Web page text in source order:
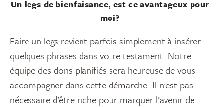
Un legs de bienfaisance, est ce avantageux pour
moi?
Faire un legs revient parfois simplement à insérer
quelques phrases dans votre testament. Notre
équipe des dons planifiés sera heureuse de vous
accompagner dans cette démarche. Il n’est pas
nécessaire d’être riche pour marquer l’avenir de